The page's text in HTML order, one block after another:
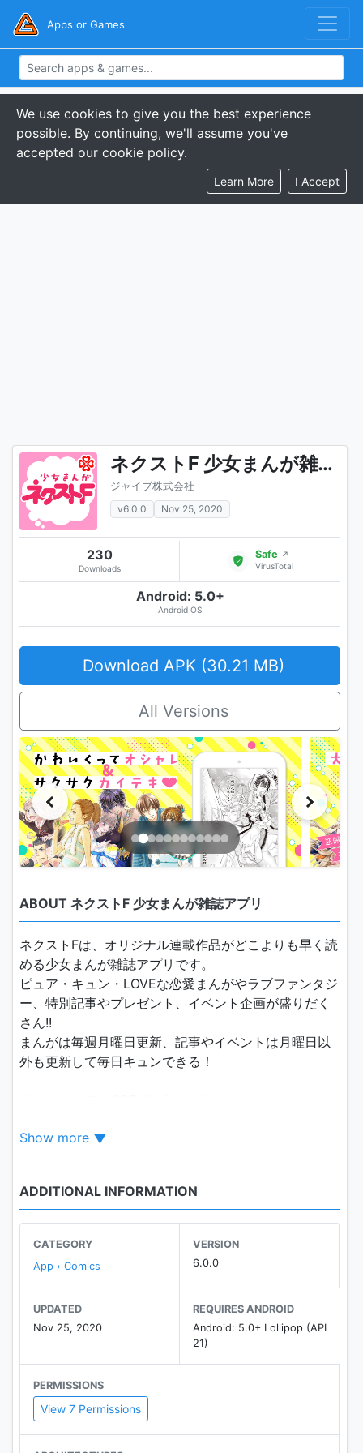
Apps or Games
We use cookies to give you the best experience
possible. By continuing, we'll assume you've
accepted our cookie policy.
Learn More I Accept
ネクストF 少女まんが雑誌アプリ
ジャイブ株式会社
v6.0.0
Nov 25, 2020
230
Downloads
Safe ↗
VirusTotal
Android: 5.0+
Android OS
Download APK (30.21 MB)
All Versions
ABOUT ネクストF 少女まんが雑誌アプリ
ネクストFは、オリジナル連載作品がどこよりも早く読
める少女まんが雑誌アプリです。
ピュア・キュン・LOVEな恋愛まんがやラブファンタジ
ー、特別記事やプレゼント、イベント企画が盛りだく
さん!!
まんがは毎週月曜日更新、記事やイベントは月曜日以
外も更新して毎日キュンできる！
に改善！
ソードを追加!! 1000エピソード以上楽しめる♪
ドに増量！
・待てば0円、コイン、ポイントで好きな作品がいつで
も読める！ 待てば0円は23時間で回復☆
ジナルグッズプレゼント、オンラインサイン会などど
こにいても参加できる企画を多数開催！
・まんがが読めたりイベント・グッズに使えるFポイン
応募、ログインなどでもらえる、ネクストFで遊べば遊
ぶほどたまるお得で便利なポイント♪
・推しを応援できるキュン！ボタン追加！ 気に入っ
Show more
ADDITIONAL INFORMATION
CATEGORY
App › Comics
VERSION
6.0.0
UPDATED
Nov 25, 2020
REQUIRES ANDROID
Android: 5.0+ Lollipop (API
21)
PERMISSIONS
View 7 Permissions